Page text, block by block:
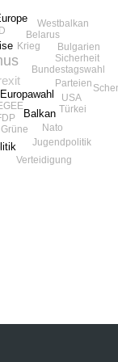
Europawahl
Balkan
Bundestagswahl
Krieg
Parteien
USA
Grüne
Jugendpolitik
Sicherheit
Türkei
Belarus
Bulgarien
Nato
Verteidigung
Westbalkan